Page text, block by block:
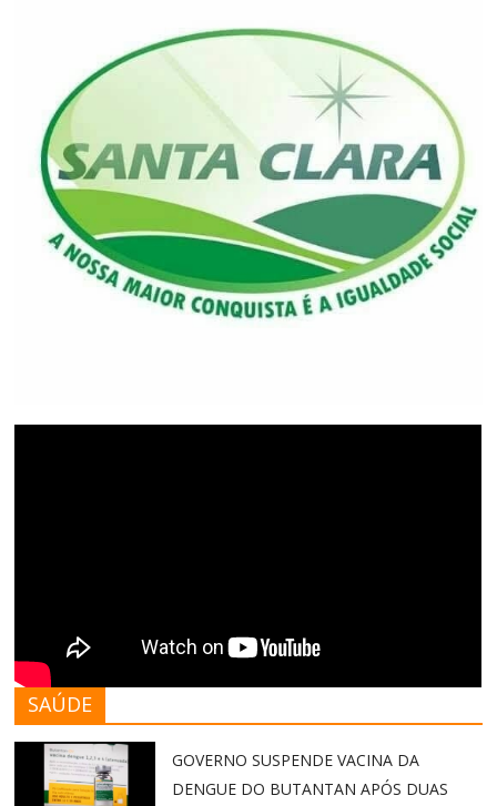
SAÚDE
GOVERNO SUSPENDE VACINA DA
DENGUE DO BUTANTAN APÓS DUAS